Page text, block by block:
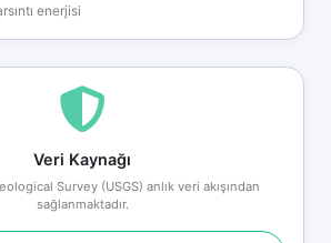
enerjisi
Veri Kaynağı
Survey (USGS) anlık veri akışından
sağlanmaktadır.